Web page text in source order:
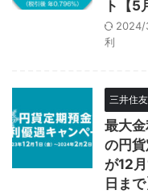
ト【5
2024/
利
三井住
最大
の円
が12
日まで